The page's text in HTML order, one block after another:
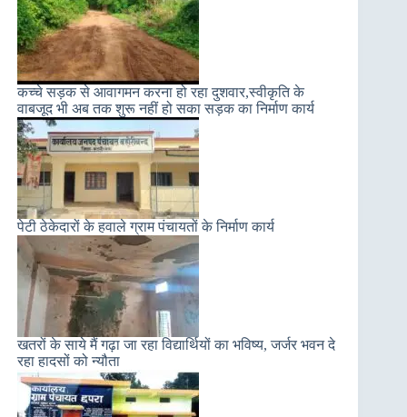
कच्चे सड़क से आवागमन करना हो रहा दुशवार,स्वीकृति के
वाबजूद भी अब तक शुरू नहीं हो सका सड़क का निर्माण कार्य
पेटी ठेकेदारों के हवाले ग्राम पंचायतों के निर्माण कार्य
खतरों के साये मैं गढ़ा जा रहा विद्यार्थियों का भविष्य, जर्जर भवन दे
रहा हादसों को न्यौता